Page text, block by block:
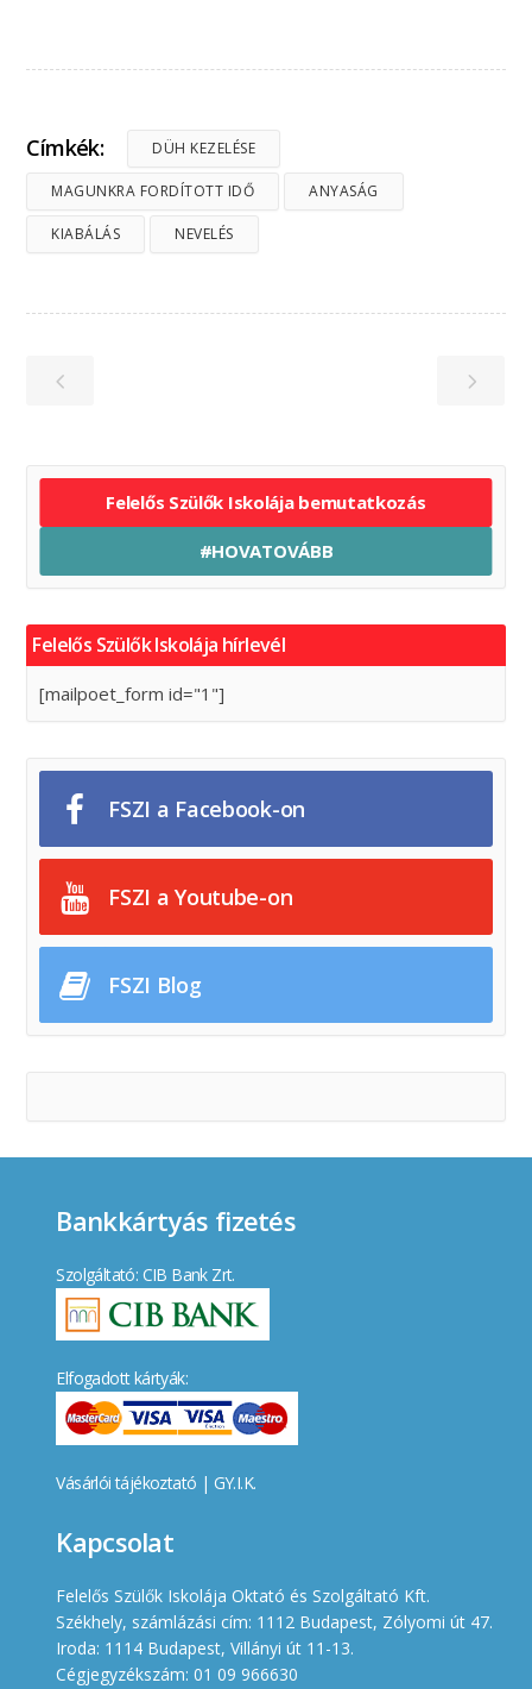
Címkék: DÜH KEZELÉSE
MAGUNKRA FORDÍTOTT IDŐ ANYASÁG
KIABÁLÁS NEVELÉS
Felelős Szülők Iskolája bemutatkozás
#HOVATOVÁBB
Felelős Szülők Iskolája hírlevél
[mailpoet_form id="1"]
FSZI a Facebook-on
FSZI a Youtube-on
FSZI Blog
Bankkártyás fizetés
Szolgáltató: CIB Bank Zrt.
Elfogadott kártyák:
Vásárlói tájékoztató | GY.I.K.
Kapcsolat
Felelős Szülők Iskolája Oktató és Szolgáltató Kft.
Székhely, számlázási cím: 1112 Budapest, Zólyomi út 47.
Iroda: 1114 Budapest, Villányi út 11-13.
Cégjegyzékszám: 01 09 966630